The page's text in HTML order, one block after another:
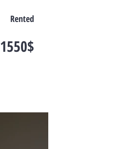
Rented
1550$